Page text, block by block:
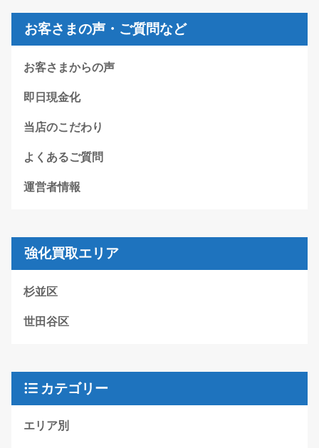
お客さまの声・ご質問など
お客さまからの声
即日現金化
当店のこだわり
よくあるご質問
運営者情報
強化買取エリア
杉並区
世田谷区
カテゴリー
エリア別